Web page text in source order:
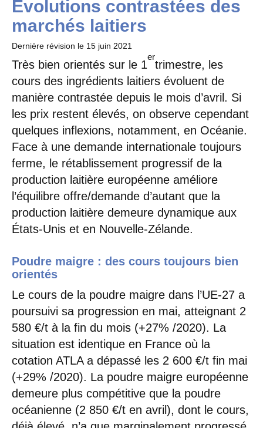
Évolutions contrastées des
marchés laitiers
Dernière révision le 15 juin 2021
Très bien orientés sur le 1
er
trimestre, les
cours des ingrédients laitiers évoluent de
manière contrastée depuis le mois d’avril. Si
les prix restent élevés, on observe cependant
quelques inflexions, notamment, en Océanie.
Face à une demande internationale toujours
ferme, le rétablissement progressif de la
production laitière européenne améliore
l’équilibre offre/demande d’autant que la
production laitière demeure dynamique aux
États-Unis et en Nouvelle-Zélande.
Poudre maigre : des cours toujours bien
orientés
Le cours de la poudre maigre dans l’UE-27 a
poursuivi sa progression en mai, atteignant 2
580 €/t à la fin du mois (+27% /2020). La
situation est identique en France où la
cotation ATLA a dépassé les 2 600 €/t fin mai
(+29% /2020). La poudre maigre européenne
demeure plus compétitive que la poudre
océanienne (2 850 €/t en avril), dont le cours,